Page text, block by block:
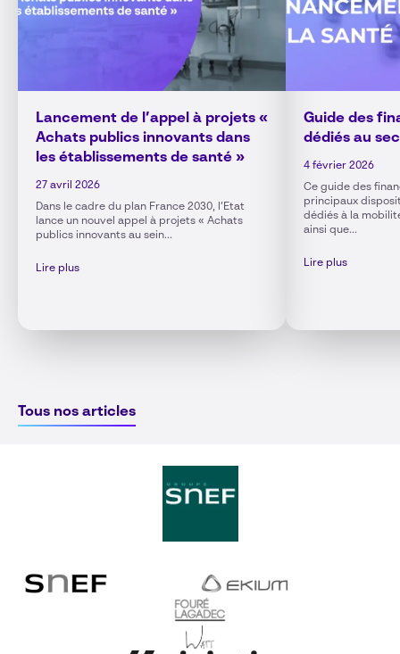
Lancement de l’appel à projets «
Achats publics innovants dans
les établissements de santé »
27 avril 2026
Dans le cadre du plan France 2030, l’Etat
lance un nouvel appel à projets « Achats
publics innovants au sein...
Lire plus
Guide des
dédiés au
4 février 2026
Ce guide des
principaux
dédiés à la
ainsi que...
Lire plus
Tous nos articles